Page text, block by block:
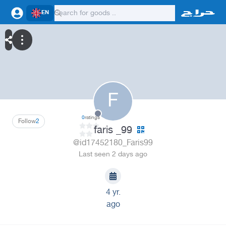
EN
F
2
Follow 0ratings
faris _99
@id17452180_Faris99
Last seen 2 days ago
4 yr.
ago